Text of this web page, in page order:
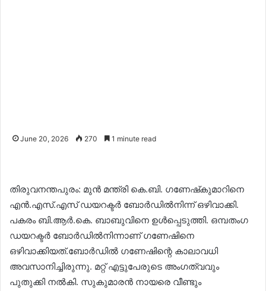
June 20, 2026 270 1 minute read
തിരുവനന്തപുരം: മുൻ മന്ത്രി കെ.ബി. ഗണേഷ്‌കുമാറിനെ
എൻ.എസ്.എസ് ഡയറക്ടർ ബോർഡിൽനിന്ന് ഒഴിവാക്കി.
പകരം ബി.ആർ.കെ. ബാബുവിനെ ഉൾപ്പെടുത്തി. ഒമ്പതംഗ
ഡയറക്ടർ ബോർഡിൽനിന്നാണ് ഗണേഷിനെ
ഒഴിവാക്കിയത്.ബോർഡിൽ ഗണേഷിന്റെ കാലാവധി
അവസാനിച്ചിരുന്നു. മറ്റ് എട്ടുപേരുടെ അംഗത്വവും
പുതുക്കി നൽകി. സുകുമാരൻ നായരെ വീണ്ടും